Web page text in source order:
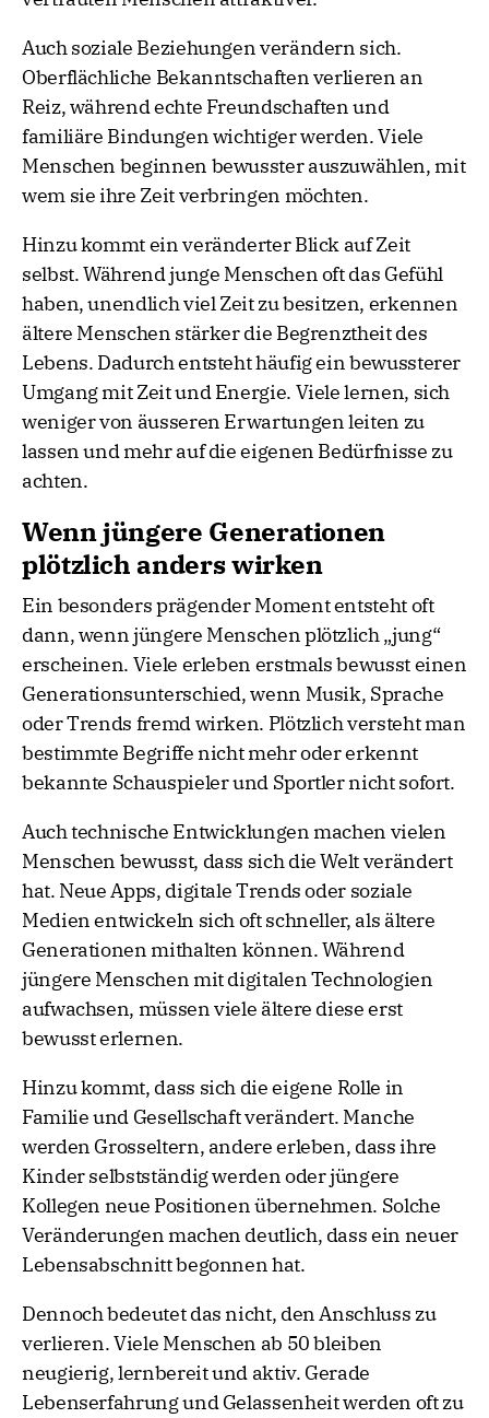
Auch soziale Beziehungen verändern sich.
Oberflächliche Bekanntschaften verlieren an
Reiz, während echte Freundschaften und
familiäre Bindungen wichtiger werden. Viele
Menschen beginnen bewusster auszuwählen, mit
wem sie ihre Zeit verbringen möchten.
Hinzu kommt ein veränderter Blick auf Zeit
selbst. Während junge Menschen oft das Gefühl
haben, unendlich viel Zeit zu besitzen, erkennen
ältere Menschen stärker die Begrenztheit des
Lebens. Dadurch entsteht häufig ein bewussterer
Umgang mit Zeit und Energie. Viele lernen, sich
weniger von äusseren Erwartungen leiten zu
lassen und mehr auf die eigenen Bedürfnisse zu
achten.
Wenn jüngere Generationen
plötzlich anders wirken
Ein besonders prägender Moment entsteht oft
dann, wenn jüngere Menschen plötzlich „jung“
erscheinen. Viele erleben erstmals bewusst einen
Generationsunterschied, wenn Musik, Sprache
oder Trends fremd wirken. Plötzlich versteht man
bestimmte Begriffe nicht mehr oder erkennt
bekannte Schauspieler und Sportler nicht sofort.
Auch technische Entwicklungen machen vielen
Menschen bewusst, dass sich die Welt verändert
hat. Neue Apps, digitale Trends oder soziale
Medien entwickeln sich oft schneller, als ältere
Generationen mithalten können. Während
jüngere Menschen mit digitalen Technologien
aufwachsen, müssen viele ältere diese erst
bewusst erlernen.
Hinzu kommt, dass sich die eigene Rolle in
Familie und Gesellschaft verändert. Manche
werden Grosseltern, andere erleben, dass ihre
Kinder selbstständig werden oder jüngere
Kollegen neue Positionen übernehmen. Solche
Veränderungen machen deutlich, dass ein neuer
Lebensabschnitt begonnen hat.
Dennoch bedeutet das nicht, den Anschluss zu
verlieren. Viele Menschen ab 50 bleiben
neugierig, lernbereit und aktiv. Gerade
Lebenserfahrung und Gelassenheit werden oft zu